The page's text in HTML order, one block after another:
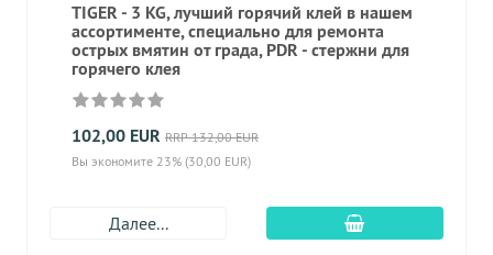
TIGER - 3 KG, лучший горячий клей в нашем
ассортименте, специально для ремонта
острых вмятин от града, PDR - стержни для
горячего клея
102,00 EUR RRP 132,00 EUR
Вы экономите 23% (30,00 EUR)
Далее... Добавить в